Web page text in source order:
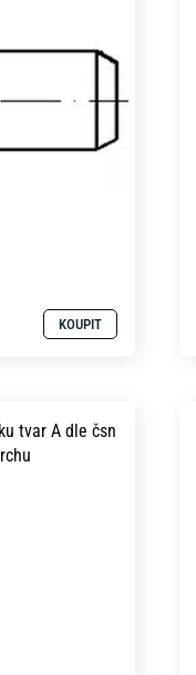
KOUPIT
tvar A dle čsn